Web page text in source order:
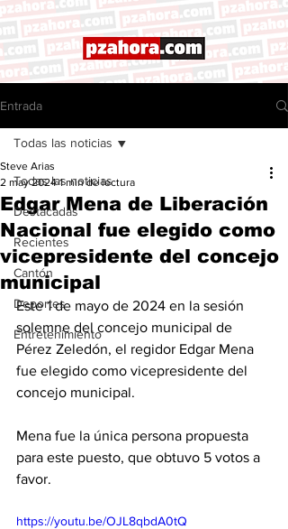
Entrada
Todas las noticias
Destacadas
Recientes
Cantón
Deportes
Entretenimiento
Todas las noticias
Edgar Mena de Liberación
Nacional fue elegido como
vicepresidente del concejo
municipal
Steve Arias
2 may 2024 1 min de lectura
Este 1 de mayo de 2024 en la sesión
solemne del concejo municipal de
Pérez Zeledón, el regidor Edgar Mena
fue elegido como vicepresidente del
concejo municipal.
Mena fue la única persona propuesta
para este puesto, que obtuvo 5 votos a
favor.
https://youtu.be/OJL8qbdA0tQ